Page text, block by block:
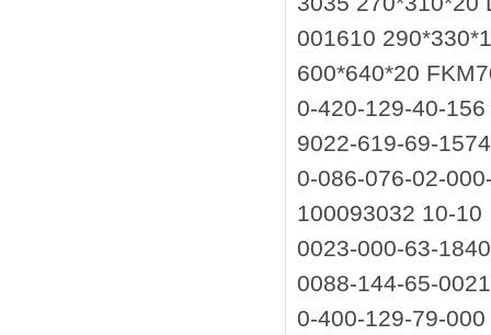
001610
600*640*20
0-420-129-40-156
9022-619-69-
0-086-076-02-
100093032 10-10
0023-000-63-
0088-144-65-
0-400-129-79-000